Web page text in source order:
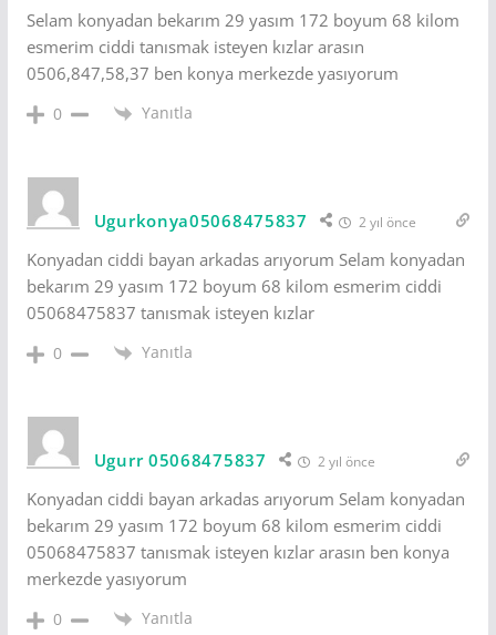
Selam konyadan bekarım 29 yasım 172 boyum 68 kilom
esmerim ciddi tanısmak isteyen kızlar arasın
0506,847,58,37 ben konya merkezde yasıyorum
0 Yanıtla
Ugurkonya05068475837 2 yıl önce
Konyadan ciddi bayan arkadas arıyorum Selam konyadan
bekarım 29 yasım 172 boyum 68 kilom esmerim ciddi
05068475837 tanısmak isteyen kızlar
0 Yanıtla
Ugurr 05068475837 2 yıl önce
Konyadan ciddi bayan arkadas arıyorum Selam konyadan
bekarım 29 yasım 172 boyum 68 kilom esmerim ciddi
05068475837 tanısmak isteyen kızlar arasın ben konya
merkezde yasıyorum
0 Yanıtla